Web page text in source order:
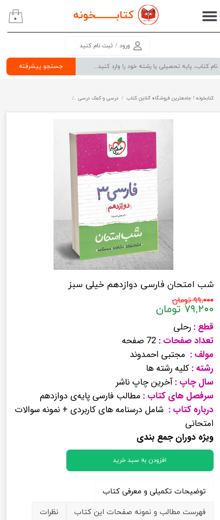
کتابــــــــخونه
جستجو پیشرفته
ورود / ثبت نام کنید
حساب کاربری من
سفارشات
۰
کتابخونه ! جامعترین فروشگاه آنلاین کتاب درسی و کمک درسی
شب امتحان فارسی دوازدهم خیلی سبز
۹۹,۰۰۰ تومان
۷۹,۲۰۰ تومان
قطع : رحلی
تعداد صفحات :
مولف : مجتبی احمدوند
رشته : کلیه رشته ها
سال چاپ :آخرین چاپ ناشر
سرفصل های کتاب : مطالب فارسی پایه‌ی دوازدهم
درباره کتاب : شامل درسنامه های کاربردی + نمونه سوالات
امتحانی
ویژه دوران جمع بندی
افزودن به سبد خرید
توضیحات تکمیلی و معرفی کتاب
فهرست مطالب و نمونه صفحات این کتاب
نظرات